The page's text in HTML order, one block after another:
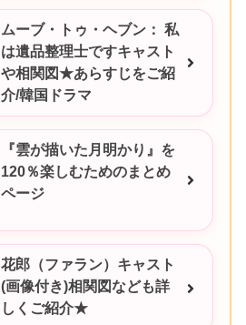
ムーブ・トゥ・ヘブン： 私
は遺品整理士ですキャスト
や相関図★あらすじをご紹
介/韓国ドラマ
『雲が描いた月明かり』を
120％楽しむためのまとめ
ページ
花郎（ファラン）キャスト
(画像付き)相関図なども詳
しくご紹介★